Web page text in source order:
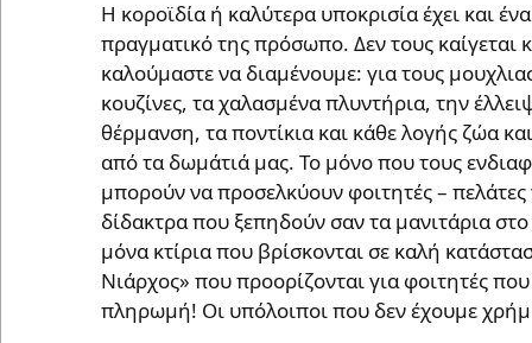
Η κοροϊδία ή καλύτερα υποκρισία έχει και
πραγματικό της πρόσωπο. Δεν τους καίγεται
καλούμαστε να διαμένουμε: για τους
κουζίνες, τα χαλασμένα πλυντήρια, την
θέρμανση, τα ποντίκια και κάθε λογής ζώα
από τα δωμάτιά μας. Το μόνο που τους
μπορούν να προσελκύουν φοιτητές –
δίδακτρα που ξεπηδούν σαν τα μανιτάρια
μόνα κτίρια που βρίσκονται σε καλή
Νιάρχος» που προορίζονται για φοιτητές
πληρωμή! Οι υπόλοιποι που δεν έχουμε